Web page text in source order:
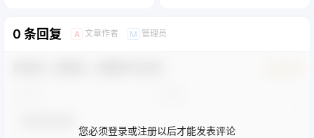
0 条回复 A 文章作者 M 管理员
您必须登录或注册以后才能发表评论